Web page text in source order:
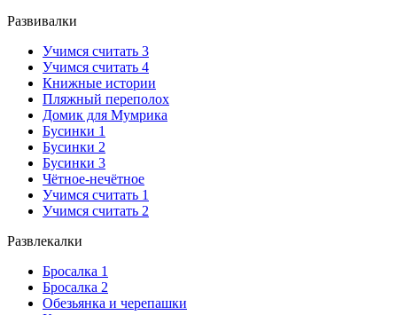
Развивалки
Учимся считать 3
Учимся считать 4
Книжные истории
Пляжный переполох
Домик для Мумрика
Бусинки 1
Бусинки 2
Бусинки 3
Чётное-нечётное
Учимся считать 1
Учимся считать 2
Развлекалки
Бросалка 1
Бросалка 2
Обезьянка и черепашки